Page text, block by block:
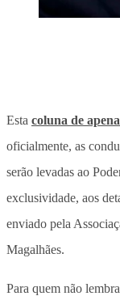
Esta coluna de
oficialmente, as
serão levadas ao
exclusividade, aos
enviado pela
Magalhães.
Para quem não